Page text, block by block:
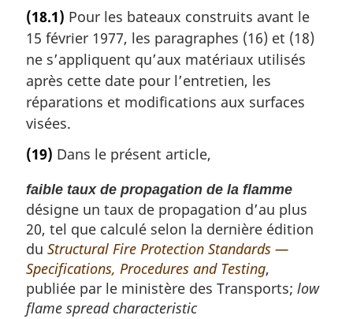
(18.1) Pour les bateaux construits avant le
15 février 1977, les paragraphes (16) et (18)
ne s’appliquent qu’aux matériaux utilisés
après cette date pour l’entretien, les
réparations et modifications aux surfaces
visées.
(19) Dans le présent article,
faible taux de propagation de la flamme
désigne un taux de propagation d’au plus
20, tel que calculé selon la dernière édition
du Structural Fire Protection Standards —
Specifications, Procedures and Testing,
publiée par le ministère des Transports; low
flame spread characteristic